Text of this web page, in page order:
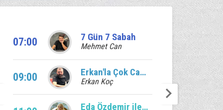
07:00 7 Gün 7 Sabah
Mehmet Can
09:00 Erkan'la Çok Canlı
Erkan Koç
Eda Özdemir ile Edalı Saatler